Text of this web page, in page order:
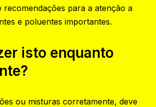
recomendações para a atenção a
e poluentes importantes.
isto enquanto
ou misturas corretamente, deve